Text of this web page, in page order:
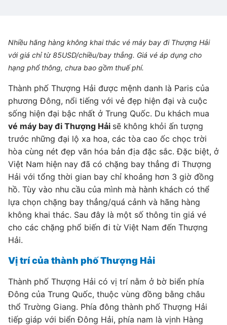
Nhiều hãng hàng không khai thác vé máy bay đi Thượng Hải
với giá chỉ từ 85USD/chiều/bay thẳng. Giá vé áp dụng cho
hạng phổ thông, chưa bao gồm thuế phí.
Thành phố Thượng Hải được mệnh danh là Paris của
phương Đông, nổi tiếng với vẻ đẹp hiện đại và cuộc
sống hiện đại bậc nhất ở Trung Quốc. Du khách mua
vé máy bay đi Thượng Hải sẽ không khỏi ấn tượng
trước những đại lộ xa hoa, các tòa cao ốc chọc trời
hòa cùng nét đẹp văn hóa bản địa đặc sắc. Đặc biệt, ở
Việt Nam hiện nay đã có chặng bay thẳng đi Thượng
Hải với tổng thời gian bay chỉ khoảng hơn 3 giờ đồng
hồ. Tùy vào nhu cầu của mình mà hành khách có thể
lựa chọn chặng bay thẳng/quá cảnh và hãng hàng
không khai thác. Sau đây là một số thông tin giá vé
cho các chặng phổ biến đi từ Việt Nam đến Thượng
Hải.
Vị trí của thành phố Thượng Hải
Thành phố Thượng Hải có vị trí nằm ở bờ biển phía
Đông của Trung Quốc, thuộc vùng đồng bằng châu
thổ Trường Giang. Phía đông thành phố Thượng Hải
tiếp giáp với biển Đông Hải, phía nam là vịnh Hàng